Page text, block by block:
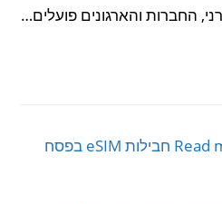
החברות והארגונים פועלים…